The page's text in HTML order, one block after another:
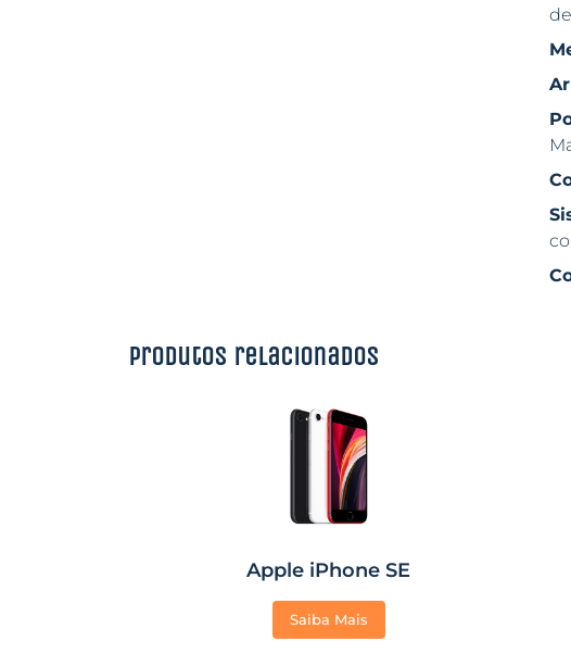
Produtos relacionados
Apple iPhone SE
Saiba Mais